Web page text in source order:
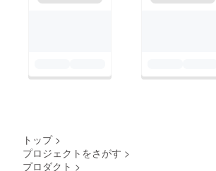
トップ >
プロジェクトをさがす >
プロダクト >